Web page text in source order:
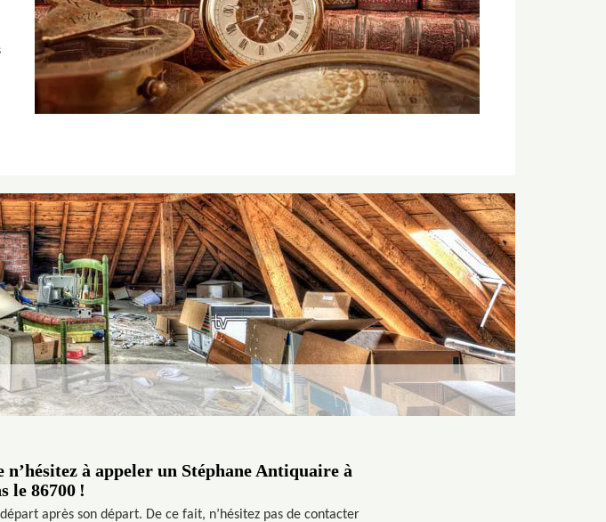
à appeler un Stéphane Antiquaire à
le 86700 !
après son départ. De ce fait, n’hésitez pas de contacter